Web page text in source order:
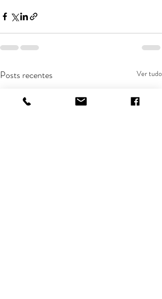
Posts recentes Ver tudo